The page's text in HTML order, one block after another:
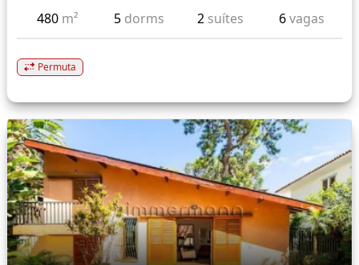
480 m² 5 dorms 2 suítes 6vagas
Permuta